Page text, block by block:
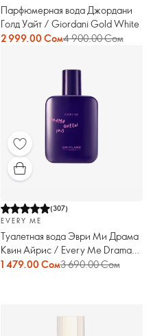
Парфюмерная вода Джордани
Голд Уайт / Giordani Gold White
2 999.00 Сом4 900.00 Сом
(307)
EVERY ME
Туалетная вода Эври Ми Драма
Квин Айрис / Every Me Drama
Queen Iris
1 479.00 Сом3 690.00 Сом